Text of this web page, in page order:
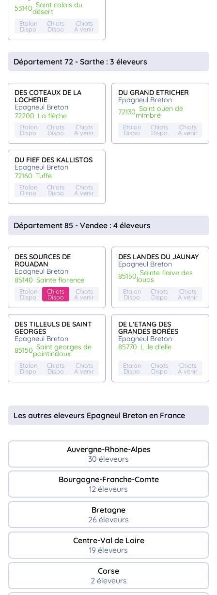
53140 saint calais du
désert
Etalon
Dispo
Chiots
Dispo
Chiots
A venir
Département 72 - Sarthe : 3 éleveurs
DES COTEAUX DE LA
LOCHERIE
Epagneul Breton
72200
la flèche
Etalon
Dispo
Chiots
Dispo
Chiots
A venir
DU GRAND ETRICHER
Epagneul Breton
72130 saint ouen de
mimbré
Etalon
Dispo
Chiots
Dispo
Chiots
A venir
DU FIEF DES KALLISTOS
Epagneul Breton
72160
tuffé
Etalon
Dispo
Chiots
Dispo
Chiots
A venir
Département 85 - Vendee : 4 éleveurs
DES SOURCES DE
ROUADAN
Epagneul Breton
85140
sainte florence
Etalon
Dispo
Chiots
Dispo
Chiots
A venir
DES LANDES DU JAUNAY
Epagneul Breton
85150 sainte flaive des
loups
Etalon
Dispo
Chiots
Dispo
Chiots
A venir
DES TILLEULS DE SAINT
GEORGES
Epagneul Breton
85150 saint georges de
pointindoux
Etalon
Dispo
Chiots
Dispo
Chiots
A venir
DE L'ETANG DES
GRANDES BORÉES
Epagneul Breton
85770
l ile d'elle
Etalon
Dispo
Chiots
Dispo
Chiots
A venir
Les autres eleveurs Epagneul Breton en France
Auvergne-Rhone-Alpes
30 éleveurs
Bourgogne-Franche-Comte
12 éleveurs
Bretagne
26 éleveurs
Centre-Val de Loire
19 éleveurs
Corse
2 éleveurs